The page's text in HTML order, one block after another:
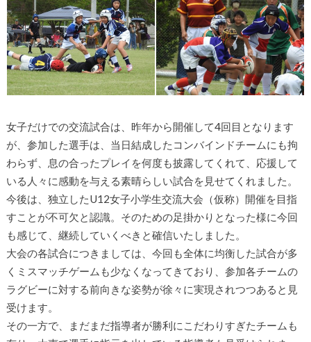
女子だけでの交流試合は、昨年から開催して4回目となります
が、参加した選手は、当日結成したコンバインドチームにも拘
わらず、息の合ったプレイを何度も披露してくれて、応援して
いる人々に感動を与える素晴らしい試合を見せてくれました。
今後は、独立したU12女子小学生交流大会（仮称）開催を目指
すことが不可欠と認識。そのための足掛かりとなった様に今回
も感じて、継続していくべきと確信いたしました。
大会の各試合につきましては、今回も全体に均衡した試合が多
くミスマッチゲームも少なくなってきており、参加各チームの
ラグビーに対する前向きな姿勢が徐々に実現されつつあると見
受けます。
その一方で、まだまだ指導者が勝利にこだわりすぎたチームも